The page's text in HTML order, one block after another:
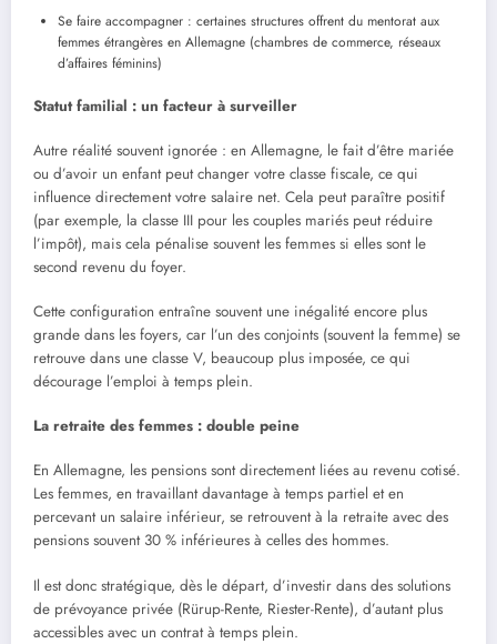
Se faire accompagner : certaines structures offrent du mentorat aux
femmes étrangères en Allemagne (chambres de commerce, réseaux
d’affaires féminins)
Statut familial : un facteur à surveiller
Autre réalité souvent ignorée : en Allemagne, le fait d’être mariée
ou d’avoir un enfant peut changer votre classe fiscale, ce qui
influence directement votre salaire net. Cela peut paraître positif
(par exemple, la classe III pour les couples mariés peut réduire
l’impôt), mais cela pénalise souvent les femmes si elles sont le
second revenu du foyer.
Cette configuration entraîne souvent une inégalité encore plus
grande dans les foyers, car l’un des conjoints (souvent la femme) se
retrouve dans une classe V, beaucoup plus imposée, ce qui
décourage l’emploi à temps plein.
La retraite des femmes : double peine
En Allemagne, les pensions sont directement liées au revenu cotisé.
Les femmes, en travaillant davantage à temps partiel et en
percevant un salaire inférieur, se retrouvent à la retraite avec des
pensions souvent 30 % inférieures à celles des hommes.
Il est donc stratégique, dès le départ, d’investir dans des solutions
de prévoyance privée (Rürup-Rente, Riester-Rente), d’autant plus
accessibles avec un contrat à temps plein.